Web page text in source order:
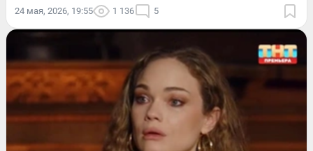
24 мая, 2026, 19:55 1 136 5